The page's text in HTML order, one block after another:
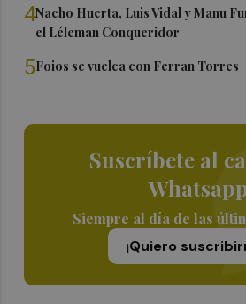
4Nacho Huerta, Luis Vidal y Manu
el Léleman Conqueridor
5Foios se vuelca con Ferran Torres
Suscríbete al
Siempre al día de las
¡Quiero